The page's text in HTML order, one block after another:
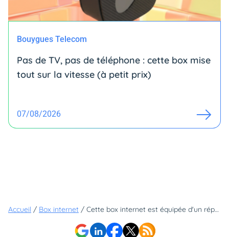
Bouygues Telecom
Pas de TV, pas de téléphone : cette box mise
tout sur la vitesse (à petit prix)
07/08/2026
Accueil / Box internet / Cette box internet est équipée d'un répéteur Wi-Fi et c'est la moins chère de sa catégorie